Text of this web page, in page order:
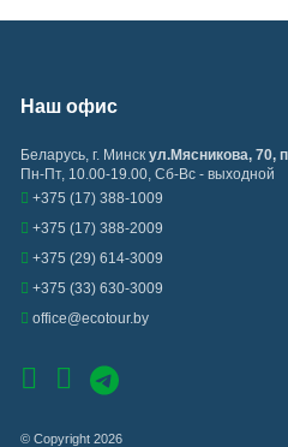
Наш офис
Беларусь, г. Минск ул.Мясникова, 70,
Пн-Пт, 10.00-19.00, Сб-Вс - выходной
+375 (17) 388-1009
+375 (17) 388-2009
+375 (29) 614-3009
+375 (33) 630-3009
office@ecotour.by
© Copyright 2026